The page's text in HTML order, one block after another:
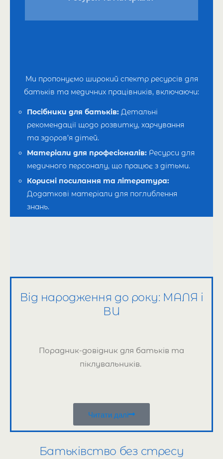
Ми пропонуємо широкий спектр ресурсів для
батьків та медичних працівників, включаючи:
Посібники для батьків: Детальні
рекомендації щодо розвитку, харчування
та здоров’я дітей.
Матеріали для професіоналів: Ресурси для
медичного персоналу, що працює з дітьми.
Корисні посилання та література:
Додаткові матеріали для поглиблення
знань.
Від народження до року: МАЛЯ і
ВИ
Порадник-довідник для батьків та
піклувальників.
Читати далі
Батьківство без стресу